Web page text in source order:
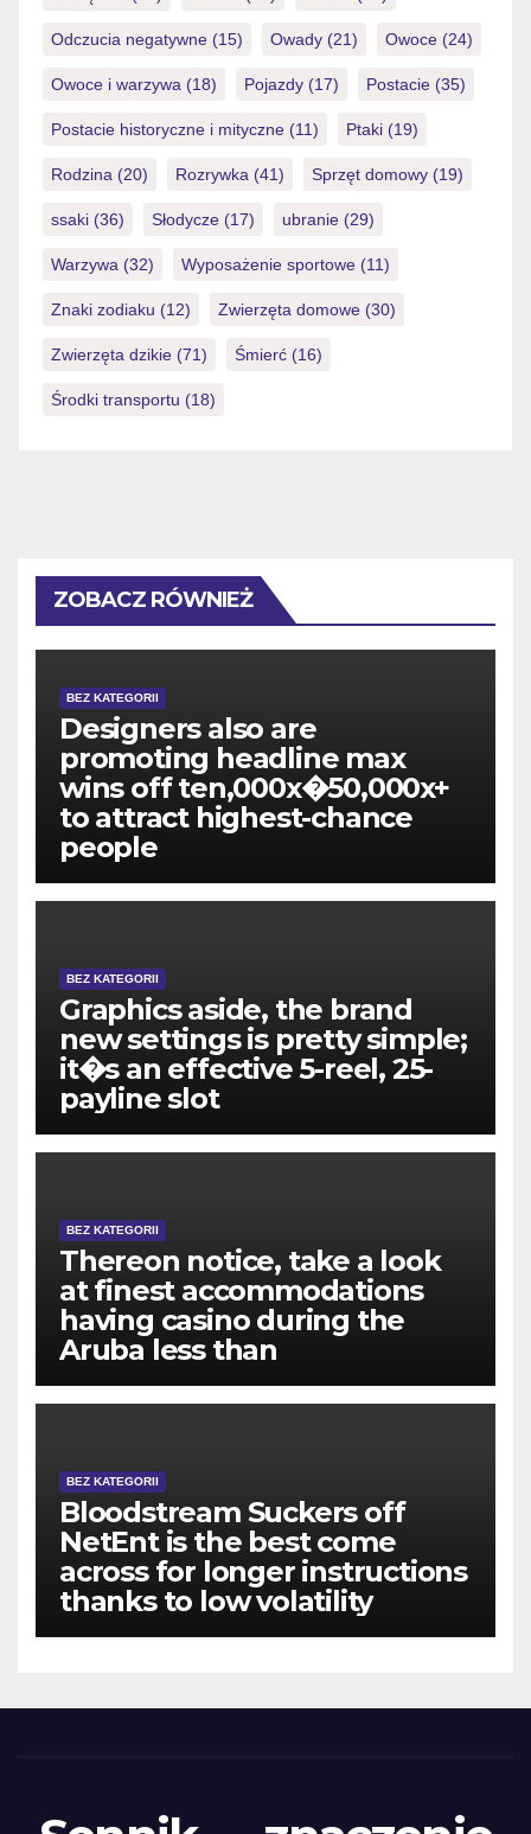
Odczucia negatywne (15) Owady (21) Owoce (24)
Owoce i warzywa (18) Pojazdy (17) Postacie (35)
Postacie historyczne i mityczne (11) Ptaki (19)
Rodzina (20) Rozrywka (41) Sprzęt domowy (19)
ssaki (36) Słodycze (17) ubranie (29)
Warzywa (32) Wyposażenie sportowe (11)
Znaki zodiaku (12) Zwierzęta domowe (30)
Zwierzęta dzikie (71) Śmierć (16)
Środki transportu (18)
ZOBACZ RÓWNIEŻ
BEZ KATEGORII
Designers also are
promoting headline max
wins off ten,000x�50,000x+
to attract highest-chance
people
BEZ KATEGORII
Graphics aside, the brand
new settings is pretty simple;
it�s an effective 5-reel, 25-
payline slot
BEZ KATEGORII
Thereon notice, take a look
at finest accommodations
having casino during the
Aruba less than
BEZ KATEGORII
Bloodstream Suckers off
NetEnt is the best come
across for longer instructions
thanks to low volatility